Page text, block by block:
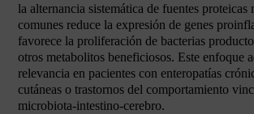
la alternancia sistemática de fuentes proteicas
comunes reduce la expresión de genes
favorece la proliferación de bacterias
otros metabolitos beneficiosos. Este enfoque
relevancia en pacientes con enteropatías
cutáneas o trastornos del comportamiento
microbiota-intestino-cerebro.